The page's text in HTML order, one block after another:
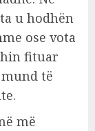
u hodhën
ose vota
fituar
të
më